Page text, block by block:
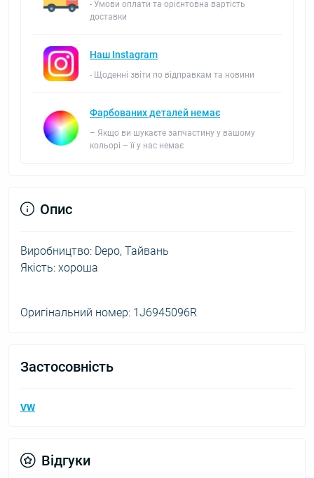
- Умови оплати та орієнтовна вартість
доставки
Наш Instagram
- Щоденні звіти по відправкам та новини
Фарбованих деталей немає
– Якщо ви шукаєте запчастину у вашому
кольорі – її у нас немає
Опис
Виробництво: Depo, Тайвань
Якість: хороша
Оригінальний номер: 1J6945096R
Застосовність
VW
Відгуки